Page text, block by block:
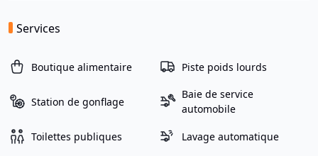
Services
Boutique alimentaire Piste poids lourds
Station de gonflage
Baie de service
automobile
Toilettes publiques Lavage automatique